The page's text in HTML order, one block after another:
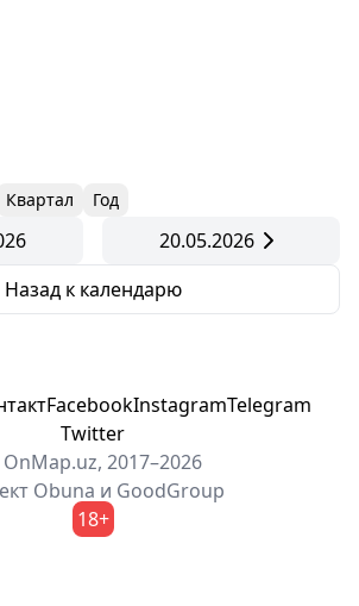
Квартал Год
20.05.2026
Назад к календарю
FacebookInstagramTelegram
Twitter
2017–2026
Obuna и GoodGroup
18+